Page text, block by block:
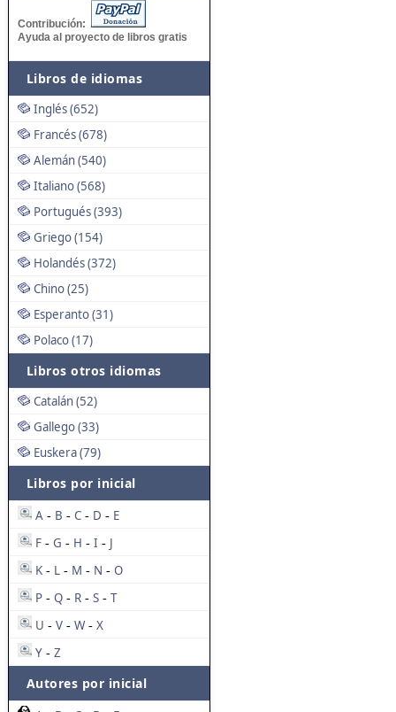
Contribución:
Ayuda al proyecto de libros gratis
Libros de idiomas
Inglés (652)
Francés (678)
Alemán (540)
Italiano (568)
Portugués (393)
Griego (154)
Holandés (372)
Chino (25)
Esperanto (31)
Polaco (17)
Libros otros idiomas
Catalán (52)
Gallego (33)
Euskera (79)
Libros por inicial
A - B - C - D - E
F - G - H - I - J
K - L - M - N - O
P - Q - R - S - T
U - V - W - X
Y - Z
Autores por inicial